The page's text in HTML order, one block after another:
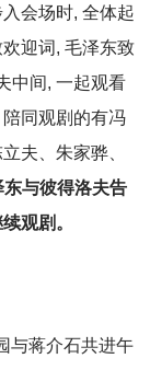
会场时, 全体起
迎词, 毛泽东致
中间, 一起观看
同观剧的有冯
夫、朱家骅、
与彼得洛夫告
观剧。
与蒋介石共进午